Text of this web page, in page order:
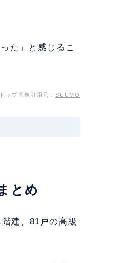
た」と感じるこ
ップ画像引用元： SUUMO
とめ
建、81戸の高級